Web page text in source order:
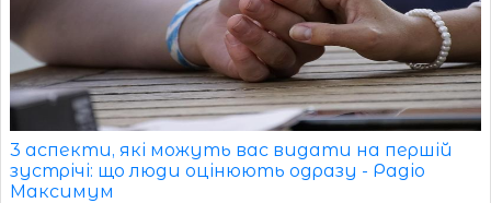
3 аспекти, які можуть вас видати на першій
зустрічі: що люди оцінюють одразу - Радіо
Максимум